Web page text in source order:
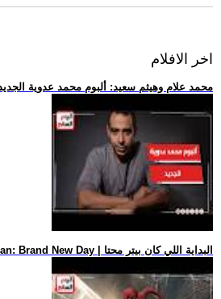
اخر الافلام
.. محمد علام وهيثم سعيد: ألبوم محمد عدوية
.. فيلم Spider-Man: Brand New Day | البداية اللي كان بيتر محتا